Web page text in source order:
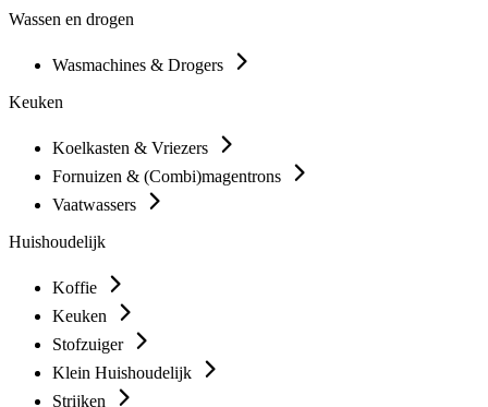
Wassen en drogen
Wasmachines & Drogers
Keuken
Koelkasten & Vriezers
Fornuizen & (Combi)magentrons
Vaatwassers
Huishoudelijk
Koffie
Keuken
Stofzuiger
Klein Huishoudelijk
Strijken